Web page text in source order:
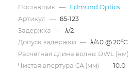
Поставщик — Edmund Optics
Артикул — 85-123
Задержка — λ/2
Допуск задержки — λ/40 @ 20°C
Расчетная длина волны DWL (нм)
Чистая апертура CA (мм) — 10.0